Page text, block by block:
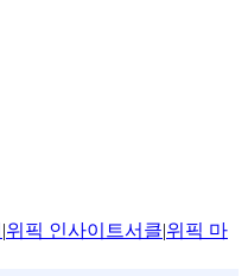
|위픽 인사이트서클|위픽 마